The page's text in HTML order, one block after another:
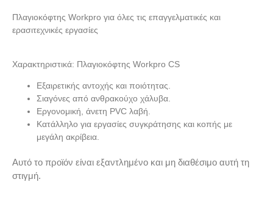
Πλαγιοκόφτης Workpro για όλες τις επαγγελματικές και
ερασιτεχνικές εργασίες
Χαρακτηριστικά: Πλαγιοκόφτης Workpro CS
Εξαιρετικής αντοχής και ποιότητας.
Σιαγόνες από ανθρακούχο χάλυβα.
Εργονομική, άνετη PVC λαβή.
Κατάλληλο για εργασίες συγκράτησης και κοπής με
μεγάλη ακρίβεια.
Αυτό το προϊόν είναι εξαντλημένο και μη διαθέσιμο αυτή τη
στιγμή.